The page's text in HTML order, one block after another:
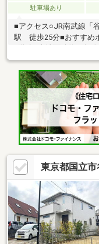
駐車場あり
■アクセス○JR南武線「
駅 徒歩25分■おすすめ
ｍ道路）○第一種低層住
80％○バルコニーが2面
ご自宅の『売却』も三
購入から売却まで、お
いたします。まずはフ
申し付けください。『
0120-323-085
東京都国立